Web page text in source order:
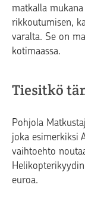
matkalla
rikkoutumisen,
varalta. Se on
kotimaassa.
Tiesitkö
Pohjola
joka esimerkiksi
vaihtoehto
euroa.